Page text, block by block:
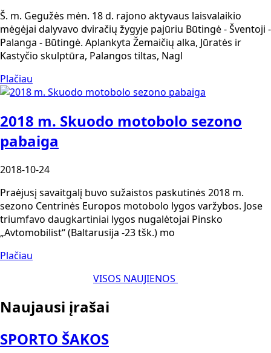
Š. m. Gegužės mėn. 18 d. rajono aktyvaus laisvalaikio
mėgėjai dalyvavo dviračių žygyje pajūriu Būtingė - Šventoji -
Palanga - Būtingė. Aplankyta Žemaičių alka, Jūratės ir
Kastyčio skulptūra, Palangos tiltas, Nagl
Plačiau
2018 m. Skuodo motobolo sezono
pabaiga
2018-10-24
Praėjusį savaitgalį buvo sužaistos paskutinės 2018 m.
sezono Centrinės Europos motobolo lygos varžybos. Jose
triumfavo daugkartiniai lygos nugalėtojai Pinsko
„Avtomobilist“ (Baltarusija -23 tšk.) mo
Plačiau
VISOS NAUJIENOS
Naujausi įrašai
SPORTO ŠAKOS